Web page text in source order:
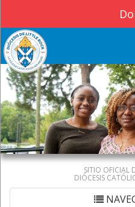
SITIO OFICIAL
DIÓCESIS